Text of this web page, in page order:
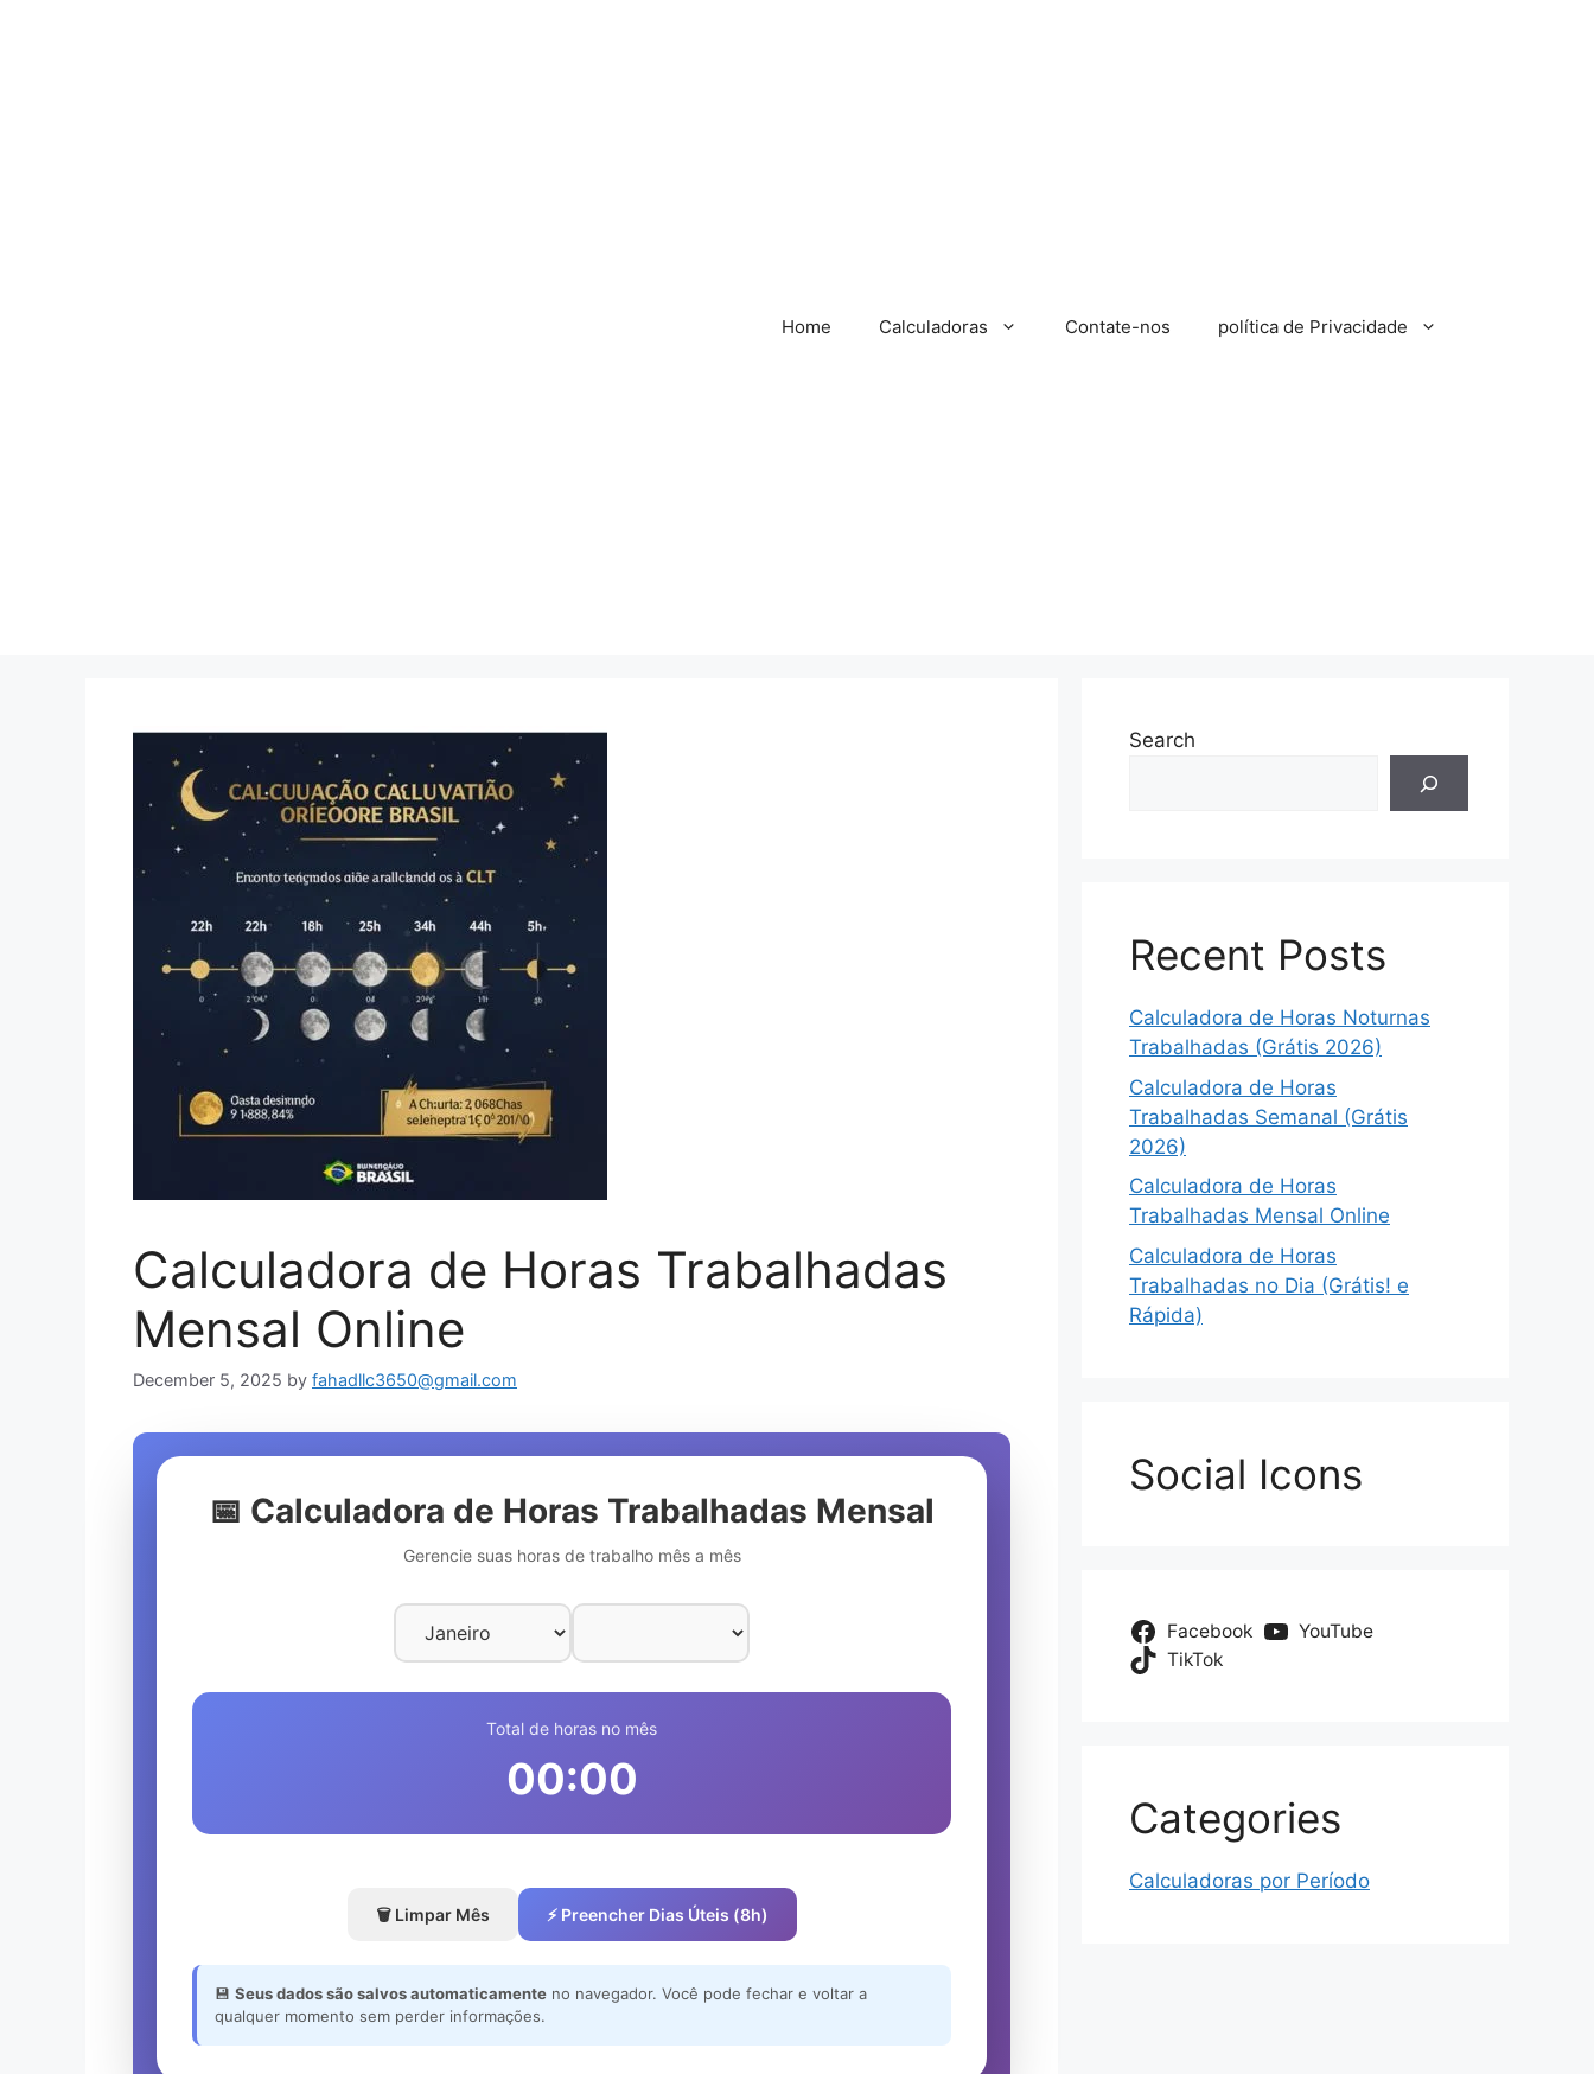
Home Calculadoras Contate-nos política de Privacidade
Calculadora de Horas Trabalhadas
Mensal Online
December 5, 2025 by fahadllc3650@gmail.com
📅 Calculadora de Horas Trabalhadas Mensal
Gerencie suas horas de trabalho mês a mês
Total de horas no mês
00:00
🗑️ Limpar Mês ⚡ Preencher Dias Úteis (8h)
💾 Seus dados são salvos automaticamente no navegador. Você pode fechar e voltar a
qualquer momento sem perder informações.
Search
Recent Posts
Calculadora de Horas Noturnas
Trabalhadas (Grátis 2026)
Calculadora de Horas
Trabalhadas Semanal (Grátis
2026)
Calculadora de Horas
Trabalhadas Mensal Online
Calculadora de Horas
Trabalhadas no Dia (Grátis! e
Rápida)
Social Icons
Facebook
YouTube
TikTok
Categories
Calculadoras por Período